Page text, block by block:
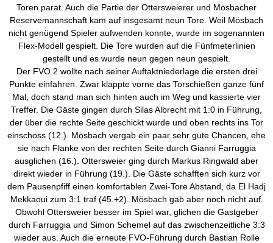
Toren parat. Auch die Partie der Ottersweierer und Mösbacher
Reservemannschaft kam auf insgesamt neun Tore. Weil Mösbach
nicht genügend Spieler aufwenden konnte, wurde im sogenannten
Flex-Modellgespielt. Die Tore wurden auf die Fünfmeterlinien
gestellt und es wurde neun gegen neun gespielt.
Der FVO 2 wollte nach seiner Auftaktniederlage die ersten drei
Punkte einfahren. Zwar klappte vorne das Torschießen ganze fünf
Mal, doch stand man sich hinten auch im Weg und kassierte vier
Treffer. Die Gäste gingen durch SilasAlbrecht mit 1:0 in Führung,
der über die rechte Seite geschickt wurde und oben rechts ins Tor
einschoss (12.) . Mösbach vergab ein paar sehr gute Chancen, ehe
sie nach Flanke von der rechten Seite durch Gianni Farruggia
ausglichen (16.). Ottersweier ging durch Markus Ringwald aber
direkt wieder in Führung (19.). Die Gäste schafften sich kurz vor
dem Pausenpfiff einen komfortablen Zwei-Tore Abstand, da El Hadj
Mekkaouizum 3:1 traf (45.+2) . Mösbach gab aber noch nicht auf.
Obwohl Ottersweier besser im Spiel war, glichen die Gastgeber
durch Farruggia und Simon Schemel auf das zwischenzeitliche 3:3
wieder aus. Auch die erneute FVO-Führung durch Bastian Rolle